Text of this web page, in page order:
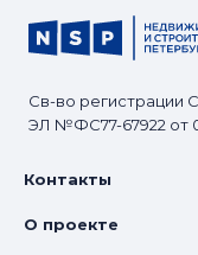
Св-во регистрации
ЭЛ №ФС77-67922 от
Контакты
О проекте